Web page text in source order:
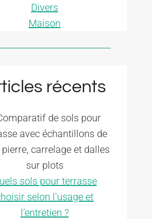
Divers
Maison
récents
sols pour terrasse
selon l’usage et
l’entretien ?